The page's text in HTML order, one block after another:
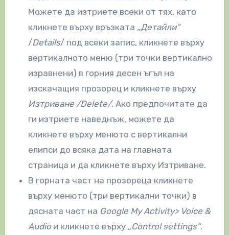
Можете да изтриете всеки от тях, като
кликнете върху връзката „Детайли“
/Details/ под всеки запис, кликнете върху
вертикалното меню (три точки вертикално
изравнени) в горния десен ъгъл на
изскачащия прозорец и кликнете върху
Изтриване /Delete/. Ако предпочитате да
ги изтриете наведнъж, можете да
кликнете върху менюто с вертикални
елипси до всяка дата на главната
страница и да кликнете върху Изтриване.
В горната част на прозореца кликнете
върху менюто (три вертикални точки) в
дясната част на Google My Activity> Voice &
Audioи кликнете върху „Control settings“.